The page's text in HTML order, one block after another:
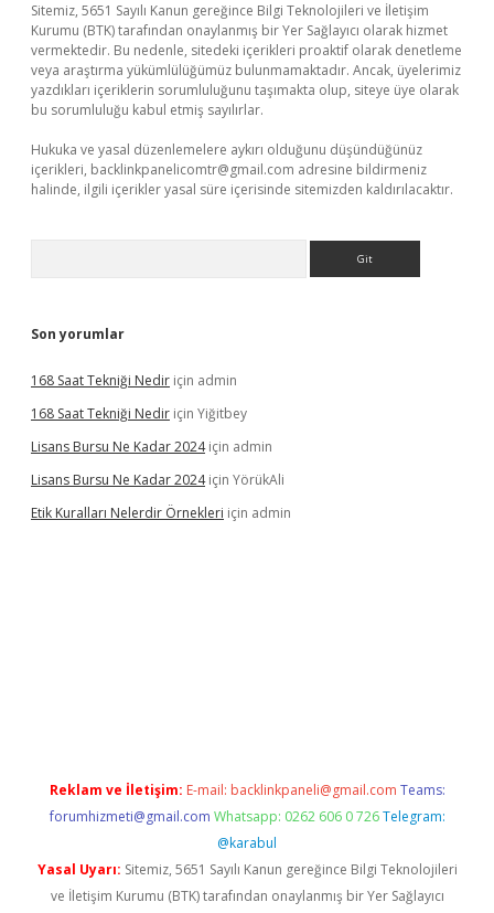
Sitemiz, 5651 Sayılı Kanun gereğince Bilgi Teknolojileri ve İletişim
Kurumu (BTK) tarafından onaylanmış bir Yer Sağlayıcı olarak hizmet
vermektedir. Bu nedenle, sitedeki içerikleri proaktif olarak denetleme
veya araştırma yükümlülüğümüz bulunmamaktadır. Ancak, üyelerimiz
yazdıkları içeriklerin sorumluluğunu taşımakta olup, siteye üye olarak
bu sorumluluğu kabul etmiş sayılırlar.
Hukuka ve yasal düzenlemelere aykırı olduğunu düşündüğünüz
içerikleri, backlinkpanelicomtr@gmail.com adresine bildirmeniz
halinde, ilgili içerikler yasal süre içerisinde sitemizden kaldırılacaktır.
Son yorumlar
168 Saat Tekniği Nedir için admin
168 Saat Tekniği Nedir için Yiğitbey
Lisans Bursu Ne Kadar 2024için admin
Lisans Bursu Ne Kadar 2024için YörükAli
Etik Kuralları Nelerdir Örnekleri için admin
Reklam ve İletişim: E-mail: backlinkpaneli@gmail.com Teams:
forumhizmeti@gmail.com Whatsapp: 0262 606 0 726 Telegram:
@karabul
Yasal Uyarı: Sitemiz, 5651 Sayılı Kanun gereğince Bilgi Teknolojileri
ve İletişim Kurumu (BTK) tarafından onaylanmış bir Yer Sağlayıcı